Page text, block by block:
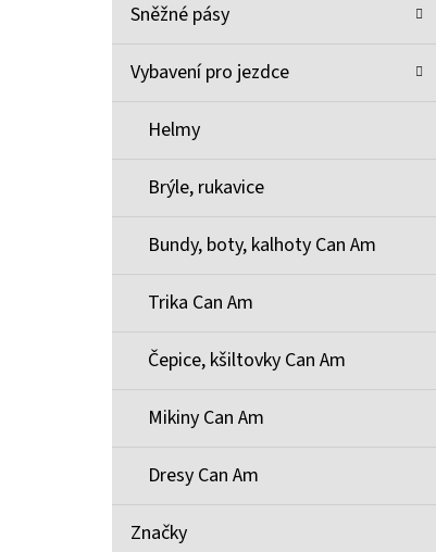
Sněžné pásy
Vybavení pro jezdce
Helmy
Brýle, rukavice
Bundy, boty, kalhoty Can Am
Trika Can Am
Čepice, kšiltovky Can Am
Mikiny Can Am
Dresy Can Am
Značky